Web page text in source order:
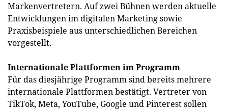
Markenvertretern. Auf zwei Bühnen werden aktuelle
Entwicklungen im digitalen Marketing sowie
Praxisbeispiele aus unterschiedlichen Bereichen
vorgestellt.
Internationale Plattformen im Programm
Für das diesjährige Programm sind bereits mehrere
internationale Plattformen bestätigt. Vertreter von
TikTok, Meta, YouTube, Google und Pinterest sollen